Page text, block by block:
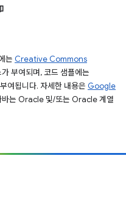
는 Creative Commons
부여되며, 코드 샘플에는
여됩니다. 자세한 내용은 Google
바는 Oracle 및/또는 Oracle 계열